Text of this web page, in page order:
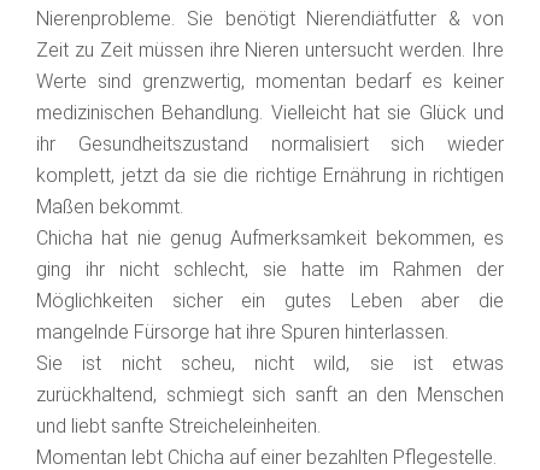
Nierenprobleme. Sie benötigt Nierendiätfutter & von
Zeit zu Zeit müssen ihre Nieren untersucht werden. Ihre
Werte sind grenzwertig, momentan bedarf es keiner
medizinischen Behandlung. Vielleicht hat sie Glück und
ihr Gesundheitszustand normalisiert sich wieder
komplett, jetzt da sie die richtige Ernährung in richtigen
Maßen bekommt.
Chicha hat nie genug Aufmerksamkeit bekommen, es
ging ihr nicht schlecht, sie hatte im Rahmen der
Möglichkeiten sicher ein gutes Leben aber die
mangelnde Fürsorge hat ihre Spuren hinterlassen.
Sie ist nicht scheu, nicht wild, sie ist etwas
zurückhaltend, schmiegt sich sanft an den Menschen
und liebt sanfte Streicheleinheiten.
Momentan lebt Chicha auf einer bezahlten Pflegestelle.